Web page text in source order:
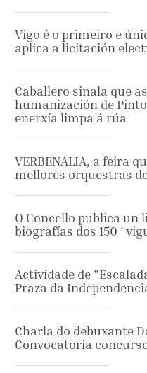
Vigo é o primeiro e
aplica a licitación
Caballero sinala que
humanización de
enerxía limpa á rúa
VERBENALIA, a feira
mellores orquestras
O Concello publica un
biografías dos 150
Actividade de
Praza da
Charla do debuxante
Convocatoria